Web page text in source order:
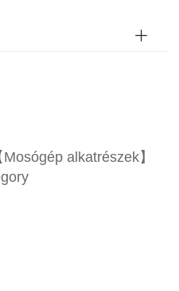
alkatrészek】